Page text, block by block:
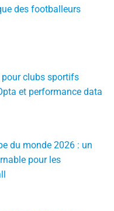
des footballeurs
clubs sportifs
et performance data
du monde 2026 : un
pour les